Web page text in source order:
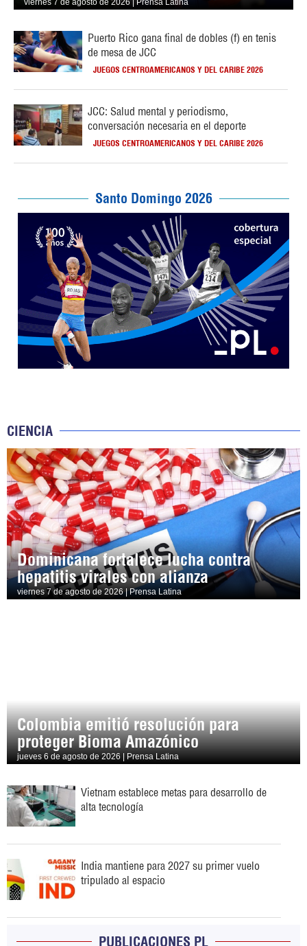
viernes 7 de agosto de 2026 | Prensa Latina
Puerto Rico gana final de dobles (f) en tenis
de mesa de JCC
JUEGOS CENTROAMERICANOS Y DEL CARIBE 2026
JCC: Salud mental y periodismo,
conversación necesaria en el deporte
JUEGOS CENTROAMERICANOS Y DEL CARIBE 2026
Santo Domingo 2026
CIENCIA
Dominicana fortalece lucha contra
hepatitis virales con alianza
viernes 7 de agosto de 2026 | Prensa Latina
Colombia emitió resolución para
proteger Bioma Amazónico
jueves 6 de agosto de 2026 | Prensa Latina
Vietnam establece metas para desarrollo de
alta tecnología
India mantiene para 2027 su primer vuelo
tripulado al espacio
PUBLICACIONES PL